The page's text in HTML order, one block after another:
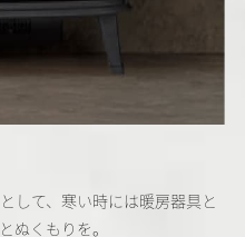
して、寒い時には暖房器具と
ぬくもりを。